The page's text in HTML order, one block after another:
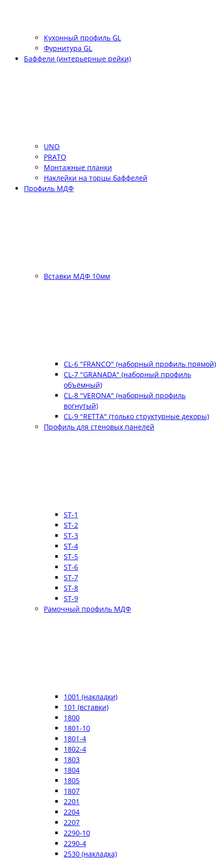
Кухонный профиль GL
Фурнитура GL
Баффели (интерьерные рейки)
UNO
PRATO
Монтажные планки
Наклейки на торцы баффелей
Профиль МДФ
Вставки МДФ 10мм
CL-6 "FRANCO" (наборный профиль прямой)
CL-7 "GRANADA" (наборный профиль
объёмный)
CL-8 "VERONA" (наборный профиль
вогнутый)
CL-9 "RETTA" (только структурные декоры)
Профиль для стеновых панелей
ST-1
ST-2
ST-3
ST-4
ST-5
ST-6
ST-7
ST-8
ST-9
Рамочный профиль МДФ
1001 (накладки)
101 (вставки)
1800
1801-10
1801-4
1802-4
1803
1804
1805
1807
2201
2204
2207
2290-10
2290-4
2530 (накладка)